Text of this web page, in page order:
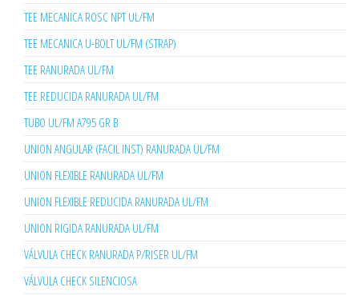
TEE MECANICA ROSC NPT UL/FM
TEE MECANICA U-BOLT UL/FM (STRAP)
TEE RANURADA UL/FM
TEE REDUCIDA RANURADA UL/FM
TUBO UL/FM A795 GR B
UNION ANGULAR (FACIL INST) RANURADA UL/FM
UNION FLEXIBLE RANURADA UL/FM
UNION FLEXIBLE REDUCIDA RANURADA UL/FM
UNION RIGIDA RANURADA UL/FM
VÁLVULA CHECK RANURADA P/RISER UL/FM
VÁLVULA CHECK SILENCIOSA